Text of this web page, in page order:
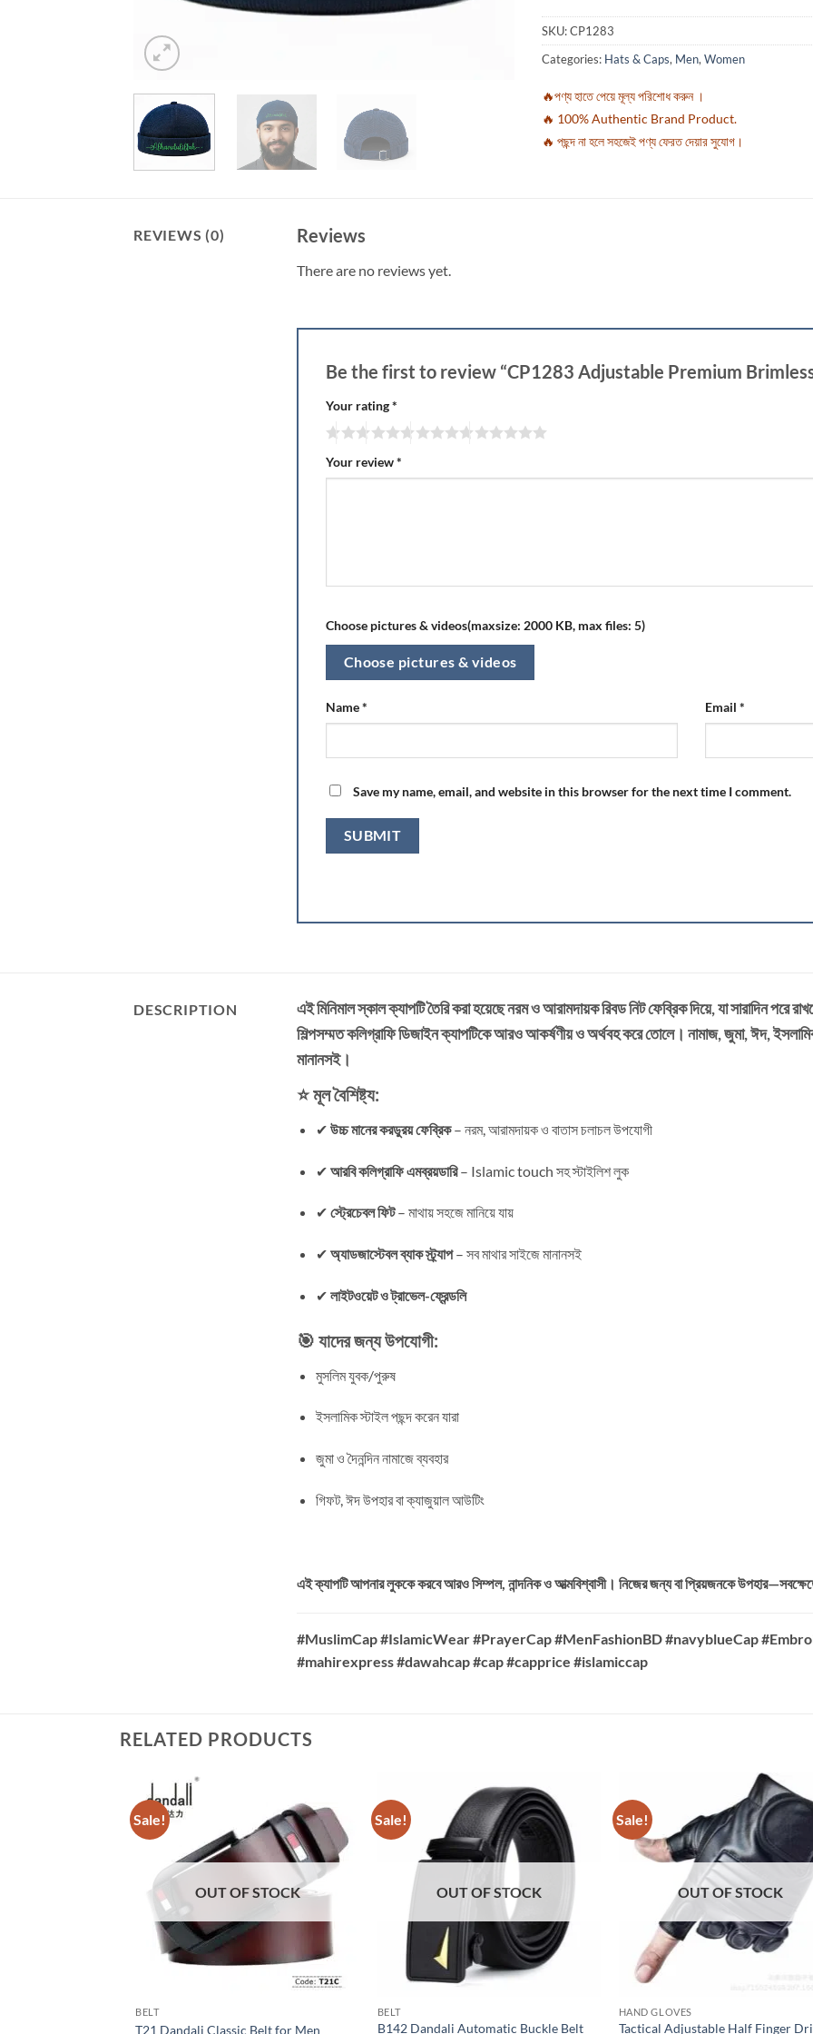
SKU:CP1283
Categories: Hats & Caps, Men, Women
🔥পণ্য হাতে পেয়ে মূল্য পরিশোধ করুন ।
🔥 100% Authentic Brand Product.
🔥 পছন্দ না হলে সহজেই পণ্য ফেরত দেয়ার সুযোগ।
REVIEWS (0) Reviews
There are no reviews yet.
Be the first to review “CP1283 Adjustable Premium
Your rating*
Your review*
Choose pictures & videos(maxsize: 2000 KB, max files: 5)
Choose pictures & videos
Name* Email *
Save my name, email, and website in this browser for the next time I comment.
DESCRIPTION
এই মিনিমাল স্কাল ক্যাপটি তৈরি করা হয়েছে নরম ও আরামদায়ক রিবড নিট ফেব্রিক দিয়ে, যা সারাদিন পরে
শিল্পসম্মত কলিগ্রাফি ডিজাইন ক্যাপটিকে আরও আকর্ষণীয় ও অর্থবহ করে তোলে। নামাজ, জুমা, ঈদ, ইসলামিক
মানানসই।
⭐ মূল বৈশিষ্ট্য:
✔ উচ্চ মানের করডুরয় ফেব্রিক– নরম, আরামদায়ক ও বাতাস চলাচল উপযোগী
✔ আরবি কলিগ্রাফি এমব্রয়ডারি– Islamic touch সহ স্টাইলিশ লুক
✔ স্ট্রেচেবল ফিট– মাথায় সহজে মানিয়ে যায়
✔ অ্যাডজাস্টেবল ব্যাক স্ট্র্যাপ– সব মাথার সাইজে মানানসই
✔ লাইটওয়েট ও ট্রাভেল-ফ্রেন্ডলি
🎯 যাদের জন্য উপযোগী:
মুসলিম যুবক/পুরুষ
ইসলামিক স্টাইল পছন্দ করেন যারা
জুমা ও দৈনন্দিন নামাজে ব্যবহার
গিফট, ঈদ উপহার বা ক্যাজুয়াল আউটিং
এই ক্যাপটি আপনার লুককে করবে আরও সিম্পল, নান্দনিক ও আত্মবিশ্বাসী। নিজের জন্য বা প্রিয়জনকে
#MuslimCap #IslamicWear #PrayerCap #MenFashionBD #navyblueCap
#mahirexpress #dawahcap #cap #capprice #islamiccap
RELATED PRODUCTS
Sale!
OUT OF STOCK
BELT
T21 Dandali Classic Belt for Men
Sale!
OUT OF STOCK
BELT
B142 Dandali Automatic Buckle Belt
Sale!
OUT OF STOCK
HAND GLOVES
Tactical Adjustable Half Finger